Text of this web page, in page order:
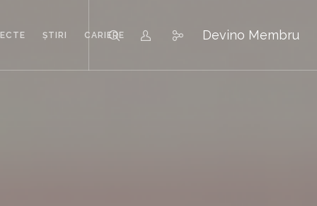
Devino Membru
ȘTIRI CARIERE